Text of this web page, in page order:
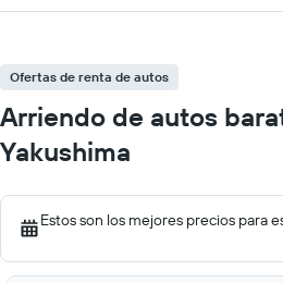
Ofertas de renta de autos
Arriendo de autos
Yakushima
Estos son los mejores precios para